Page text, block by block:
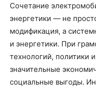
Сочетание
энергетики — не
модификация, а
и энергетики. При
технологий, политики
значительные
социальные выгоды.